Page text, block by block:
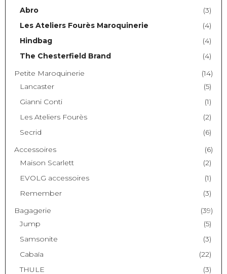
Abro
(3)
Les Ateliers Fourès Maroquinerie
(4)
Hindbag
(4)
The Chesterfield Brand
(4)
Petite Maroquinerie
(14)
Lancaster
(5)
Gianni Conti
(1)
Les Ateliers Fourès
(2)
Secrid
(6)
Accessoires
(6)
Maison Scarlett
(2)
EVOLG accessoires
(1)
Remember
(3)
Bagagerie
(39)
Jump
(5)
Samsonite
(3)
Cabaïa
(22)
THULE
(3)